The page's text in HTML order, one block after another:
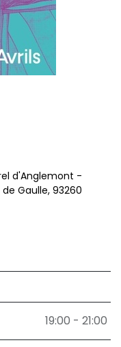
19:00 - 21:00
d'Anglemont -
Gaulle, 93260